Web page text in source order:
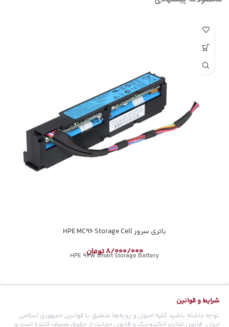
باتری سرور HPE MC96 Storage Cell
8/000/000تومان
HPE 96W Smart Storage Battery
شرایط و قوانین
توجه داشته باشید کلیه اصول و رویه‏‌ها منطبق با قوانین جمهوری اسلامی
ایران، قانون تجارت الکترونیک و قانون حمایت از حقوق مصرف کننده است و